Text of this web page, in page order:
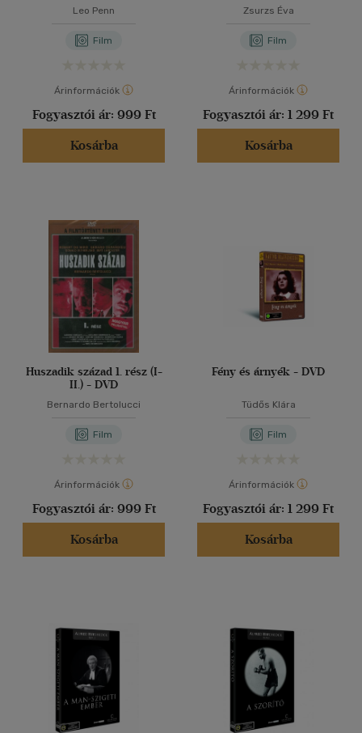
Leo Penn
Film
Árinformációk
Fogyasztói ár: 999 Ft
Kosárba
Zsurzs Éva
Film
Árinformációk
Fogyasztói ár: 1 299 Ft
Kosárba
Huszadik század 1. rész (I-
II.) - DVD
Bernardo Bertolucci
Film
Árinformációk
Fogyasztói ár: 999 Ft
Kosárba
Fény és árnyék - DVD
Tüdős Klára
Film
Árinformációk
Fogyasztói ár: 1 299 Ft
Kosárba